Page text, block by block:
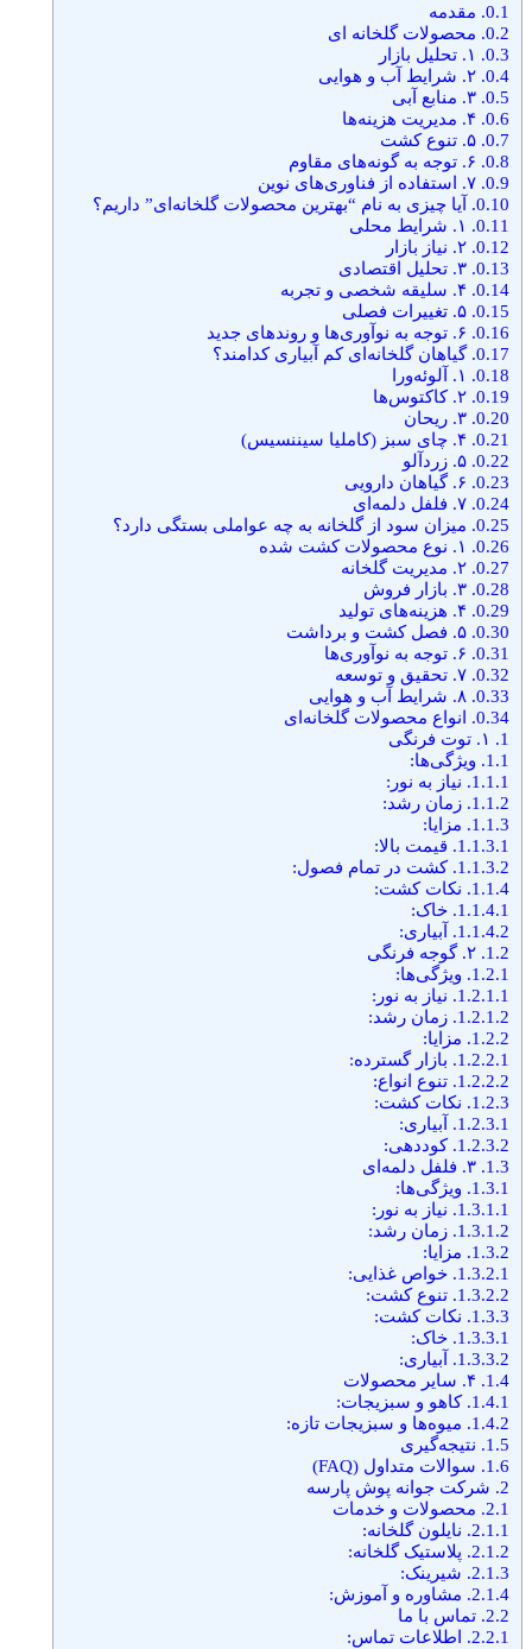
0.1. مقدمه
0.2. محصولات گلخانه ای
0.3.
0.4.
0.5.
0.6.
0.7.
0.8.
0.9.
0.10. آیا چیزی به نام “بهترین محصولات گلخانه‌ای” داریم؟
0.11.
0.12.
0.13.
0.14.
0.15.
0.16.
0.17. گیاهان گلخانه‌ای کم آبیاری کدامند؟
0.18.
0.19.
0.20.
0.21.
0.22.
0.23.
0.24.
0.25. میزان سود از گلخانه به چه عواملی بستگی دارد؟
0.26.
0.27.
0.28.
0.29.
0.30.
0.31.
0.32.
0.33.
0.34. انواع محصولات گلخانه‌ای
1.
1.1. ویژگی‌ها:
1.1.1. نیاز به نور:
1.1.2. زمان رشد:
1.1.3. مزایا:
1.1.3.1. قیمت بالا:
1.1.3.2. کشت در تمام فصول:
1.1.4. نکات کشت:
1.1.4.1. خاک:
1.1.4.2. آبیاری:
1.2.
1.2.1. ویژگی‌ها:
1.2.1.1. نیاز به نور:
1.2.1.2. زمان رشد:
1.2.2. مزایا:
1.2.2.1. بازار گسترده:
1.2.2.2. تنوع انواع:
1.2.3. نکات کشت:
1.2.3.1. آبیاری:
1.2.3.2. کوددهی:
1.3.
1.3.1. ویژگی‌ها:
1.3.1.1. نیاز به نور:
1.3.1.2. زمان رشد:
1.3.2. مزایا:
1.3.2.1. خواص غذایی:
1.3.2.2. تنوع کشت:
1.3.3. نکات کشت:
1.3.3.1. خاک:
1.3.3.2. آبیاری:
1.4.
1.4.1. کاهو و سبزیجات:
1.4.2. میوه‌ها و سبزیجات تازه:
1.5. نتیجه‌گیری
1.6. سوالات متداول (FAQ)
2. شرکت جوانه پوش پارسه
2.1. محصولات و خدمات
2.1.1. نایلون گلخانه:
2.1.2. پلاستیک گلخانه:
2.1.3. شیرینک:
2.1.4. مشاوره و آموزش:
2.2. تماس با ما
2.2.1. اطلاعات تماس: